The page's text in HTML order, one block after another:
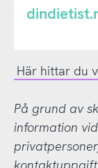
eller
Här hittar du
På grund av
information